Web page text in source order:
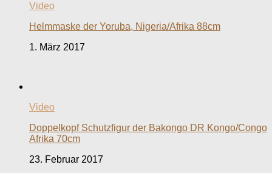
Video
Helmmaske der Yoruba, Nigeria/Afrika 88cm
1. März 2017
Video
Doppelkopf Schutzfigur der Bakongo DR Kongo/Congo
Afrika 70cm
23. Februar 2017